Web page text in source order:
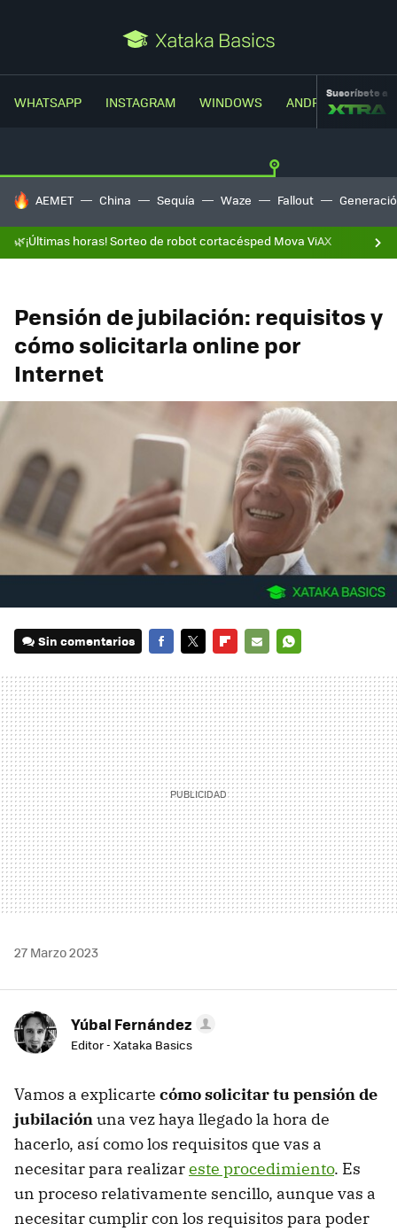
WHATSAPP INSTAGRAM WINDOWS ANDROIDSuscríbete a
HOY SE HABLA DE
AEMET China Sequía Waze Fallout
🌿¡Últimas horas! Sorteo de robot cortacésped Mova ViAX
Pensión de jubilación: requisitos y
cómo solicitarla online por
Internet
Sin comentarios
MAIL
27 Marzo 2023
Yúbal Fernández
Editor - Xataka Basics
Vamos a explicarte cómo solicitar tu pensión de
jubilaciónuna vez haya llegado la hora de
hacerlo, así como los requisitos que vas a
necesitar para realizareste procedimiento. Es
un proceso relativamente sencillo, aunque vas a
necesitar cumplir con los requisitos para poder